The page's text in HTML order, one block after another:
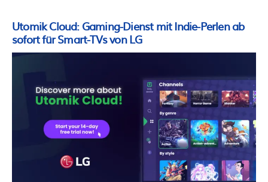
Utomik Cloud: Gaming-Dienst mit Indie-Perlen ab
sofort für Smart-TVs von LG